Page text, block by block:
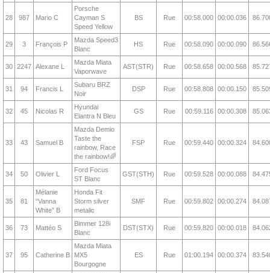
28 987 Mario C
Porsche
Cayman S
Speed Yellow
BS Rue 00:58.000 00:00.036
29 3 François P
Mazda Speed3
Blanc
HS Rue 00:58.090 00:00.090
30 2247 Alexane L
Mazda Miata
Vaporwave
AST(STR) Rue 00:58.658 00:00.568
31 94 Francis L
Subaru BRZ
Noir
DSP Rue 00:58.808 00:00.150
32 45 Nicolas R
Hyundai
Elantra N Bleu
GS Rue 00:59.116 00:00.308
33 43 Samuel B
Mazda Demio
Taste the
rainbow, Race
the rainbow!🌈
FSP Rue 00:59.440 00:00.324
34 50 Olivier L
Ford Focus
ST Blanc
GST(STH) Rue 00:59.528 00:00.088
35 81
Mélanie
“Vanna
White” B
Honda Fit
Storm silver
metalic
SMF Rue 00:59.802 00:00.274
36 73 Mattéo S
Bimmer 128i
Blanc
DST(STX) Rue 00:59.820 00:00.018
37 95 Catherine B
Mazda Miata
MX5
Bourgogne
ES Rue 01:00.194 00:00.374